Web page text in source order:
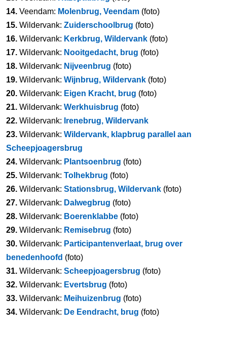
14. Veendam: Molenbrug, Veendam (foto)
15. Wildervank: Zuiderschoolbrug (foto)
16. Wildervank: Kerkbrug, Wildervank (foto)
17. Wildervank: Nooitgedacht, brug (foto)
18. Wildervank: Nijveenbrug (foto)
19. Wildervank: Wijnbrug, Wildervank (foto)
20. Wildervank: Eigen Kracht, brug (foto)
21. Wildervank: Werkhuisbrug (foto)
22. Wildervank: Irenebrug, Wildervank
23. Wildervank: Wildervank, klapbrug parallel aan
Scheepjoagersbrug
24. Wildervank: Plantsoenbrug (foto)
25. Wildervank: Tolhekbrug (foto)
26. Wildervank: Stationsbrug, Wildervank (foto)
27. Wildervank: Dalwegbrug (foto)
28. Wildervank: Boerenklabbe (foto)
29. Wildervank: Remisebrug (foto)
30. Wildervank: Participantenverlaat, brug over
benedenhoofd (foto)
31. Wildervank: Scheepjoagersbrug (foto)
32. Wildervank: Evertsbrug (foto)
33. Wildervank: Meihuizenbrug (foto)
34. Wildervank: De Eendracht, brug (foto)